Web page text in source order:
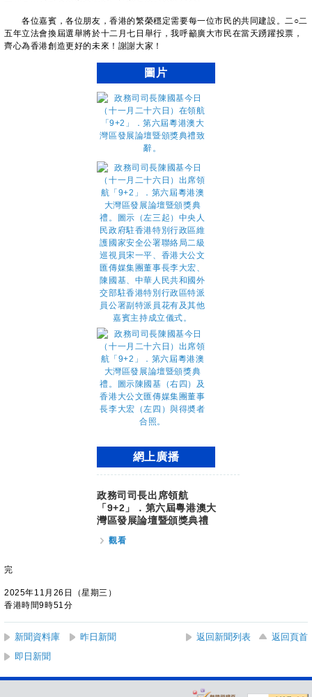
各位嘉賓，各位朋友，香港的繁榮穩定需要每一位市民的共同建設。二○二
五年立法會換屆選舉將於十二月七日舉行，我呼籲廣大市民在當天踴躍投票，
齊心為香港創造更好的未來！謝謝大家！
圖片
網上廣播
政務司司長出席領航
「9+2」．第六屆粵港澳大
灣區發展論壇暨頒獎典禮
觀看
完
2025年11月26日（星期三）
香港時間9時51分
新聞資料庫 昨日新聞 返回新聞列表
返回頁首
即日新聞